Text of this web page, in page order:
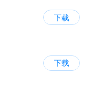
下载
下载